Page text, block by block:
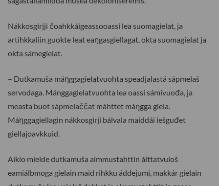
Nákkosgirjji čoahkkáigeassooassi lea suomagielat, ja
artihkkaliin guokte leat eaŋgasgiellagat, okta suomagielat ja
okta sámegielat.
– Dutkamuša máŋggagielatvuohta speadjalastá sápmelaš
servodaga. Mánggagielatvuohta lea oassi sámivuođa, ja
measta buot sápmelaččat máhttet máŋgga giela.
Máŋggagiellagin nákkosgirji bálvala maiddái iešguđet
giellajoavkkuid.
Aikio mielde dutkamuša almmustahttin áittatvuloš
eamiálbmoga gielain maid rihkku áddejumi, makkár gielain